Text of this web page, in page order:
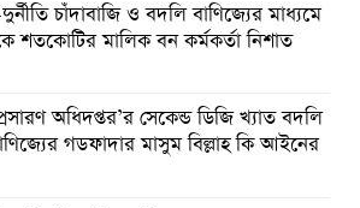
চাঁদাবাজি ও বদলি বাণিজ্যের মাধ্যমে
শতকোটির মালিক বন কর্মকর্তা নিশাত
অধিদপ্তর’র সেকেন্ড ডিজি খ্যাত বদলি
গডফাদার মাসুম বিল্লাহ কি আইনের